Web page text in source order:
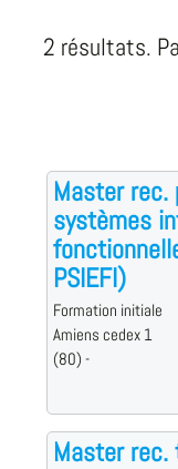
2 résultats.
Master rec.
systèmes
PSIEFI)
Formation initiale
Amiens cedex 1
(80) -
Master rec.